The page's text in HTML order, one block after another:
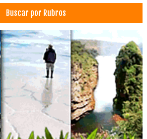
Buscar por Rubros